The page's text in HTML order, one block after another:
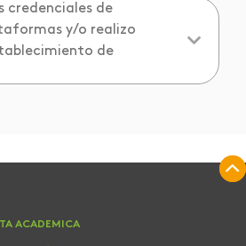
credenciales de
y/o realizo
de
ACADEMICA